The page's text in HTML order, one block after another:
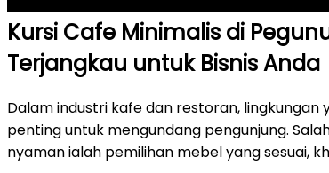
Kursi Cafe Minimalis di
Terjangkau untuk Bisnis Anda
Dalam industri kafe dan restoran,
penting untuk mengundang pengunjung.
nyaman ialah pemilihan mebel yang sesuai,